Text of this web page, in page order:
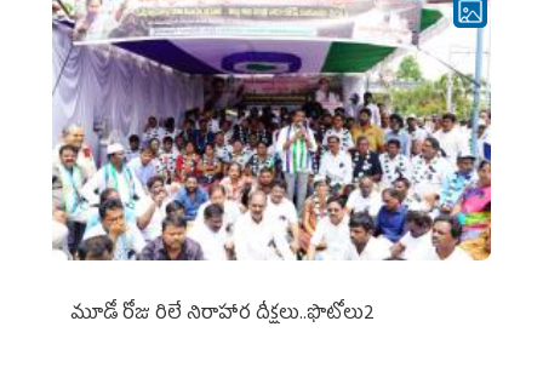
మూడో రోజు రిలే నిరాహార దీక్షలు..ఫొటోలు2